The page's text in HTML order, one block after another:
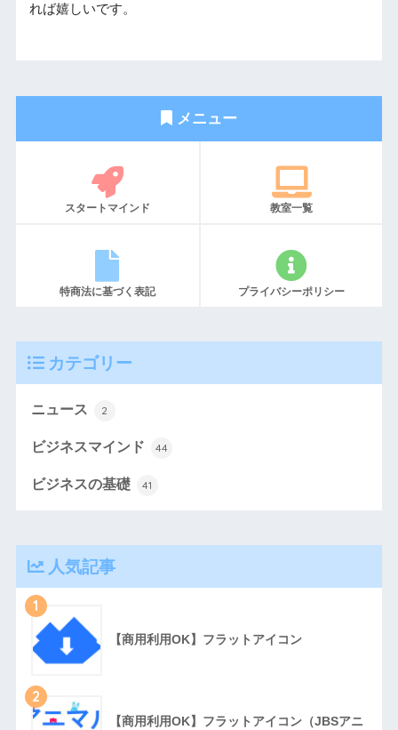
れば嬉しいです。
メニュー
スタートマインド 教室一覧
特商法に基づく表記 プライバシーポリシー
カテゴリー
ニュース 2
ビジネスマインド 44
ビジネスの基礎 41
人気記事
1
【商用利用OK】フラットアイコン
2
【商用利用OK】フラットアイコン（JBSアニ